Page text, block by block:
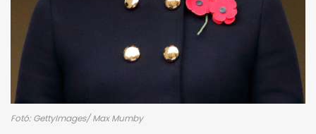
Fotó: GettyImages/ Max Mumby